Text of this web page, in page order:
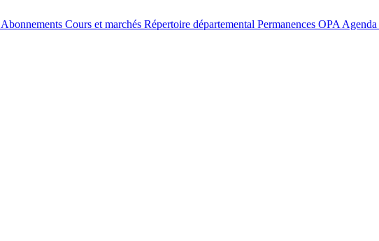
Abonnements Cours et marchés Répertoire départemental Permanences OPA Agenda